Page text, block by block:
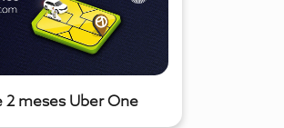
2 meses Uber One